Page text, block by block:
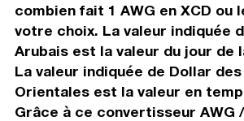
combien fait 1 AWG en XCD ou
votre choix. La valeur indiquée
Arubais est la valeur du jour de
La valeur indiquée de Dollar
Orientales est la valeur en
Grâce à ce convertisseur AWG